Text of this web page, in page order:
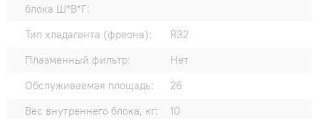
блока Ш*В*Г:
Тип хладагента (фреона):
R32
Плазменный фильтр:
Нет
Обслуживаемая площадь:
26
Вес внутреннего блока, кг:
10